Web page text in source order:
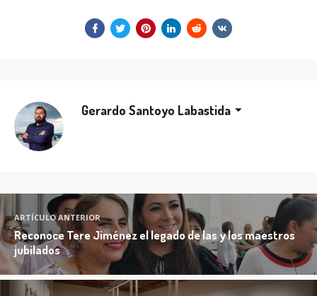
Gerardo Santoyo Labastida
ARTÍCULO ANTERIOR
Reconoce Tere Jiménez el legado de las y los maestros
jubilados